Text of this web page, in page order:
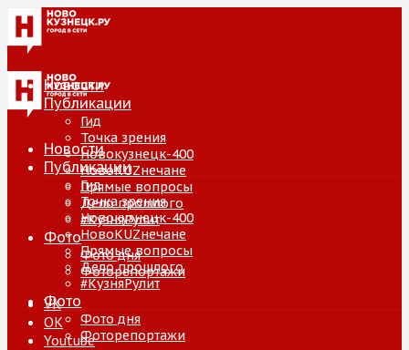
Новости
Публикации
Гид
Точка зрения
Новокузнецк-400
НовоKUZнечане
Прямые вопросы
Дело прошлого
#КузняРулит
Фото
Фото дня
Фоторепортажи
VK
ОК
Youtube
Новости
Публикации
Гид
Точка зрения
Новокузнецк-400
НовоKUZнечане
Прямые вопросы
Дело прошлого
#КузняРулит
Фото
Фото дня
Фоторепортажи